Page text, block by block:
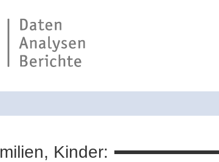
über die gesamte Seite
Kinder: